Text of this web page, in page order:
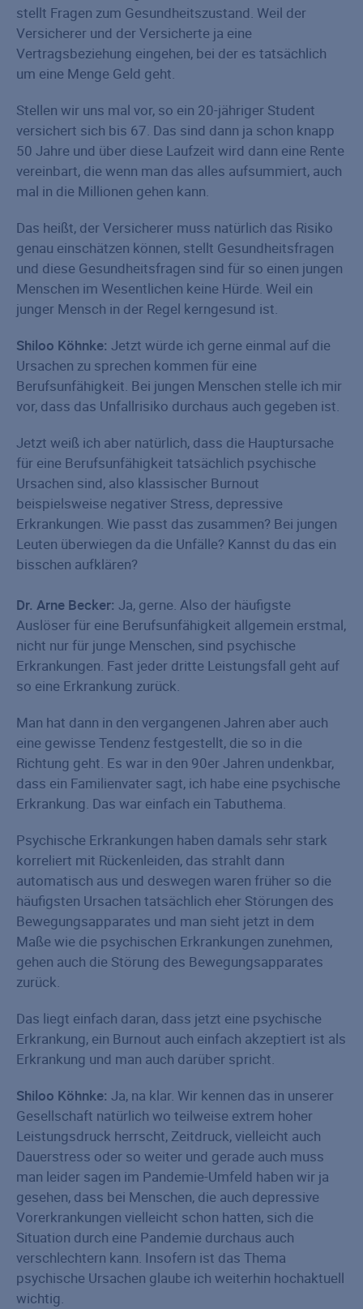
stellt Fragen zum Gesundheitszustand. Weil der
Versicherer und der Versicherte ja eine
Vertragsbeziehung eingehen, bei der es tatsächlich
um eine Menge Geld geht.
Stellen wir uns mal vor, so ein 20-jähriger Student
versichert sich bis 67. Das sind dann ja schon knapp
50 Jahre und über diese Laufzeit wird dann eine Rente
vereinbart, die wenn man das alles aufsummiert, auch
mal in die Millionen gehen kann.
Das heißt, der Versicherer muss natürlich das Risiko
genau einschätzen können, stellt Gesundheitsfragen
und diese Gesundheitsfragen sind für so einen jungen
Menschen im Wesentlichen keine Hürde. Weil ein
junger Mensch in der Regel kerngesund ist.
Shiloo Köhnke: Jetzt würde ich gerne einmal auf die
Ursachen zu sprechen kommen für eine
Berufsunfähigkeit. Bei jungen Menschen stelle ich mir
vor, dass das Unfallrisiko durchaus auch gegeben ist.
Jetzt weiß ich aber natürlich, dass die Hauptursache
für eine Berufsunfähigkeit tatsächlich psychische
Ursachen sind, also klassischer Burnout
beispielsweise negativer Stress, depressive
Erkrankungen. Wie passt das zusammen? Bei jungen
Leuten überwiegen da die Unfälle? Kannst du das ein
bisschen aufklären?
Dr. Arne Becker: Ja, gerne. Also der häufigste
Auslöser für eine Berufsunfähigkeit allgemein erstmal,
nicht nur für junge Menschen, sind psychische
Erkrankungen. Fast jeder dritte Leistungsfall geht auf
so eine Erkrankung zurück.
Man hat dann in den vergangenen Jahren aber auch
eine gewisse Tendenz festgestellt, die so in die
Richtung geht. Es war in den 90er Jahren undenkbar,
dass ein Familienvater sagt, ich habe eine psychische
Erkrankung. Das war einfach ein Tabuthema.
Psychische Erkrankungen haben damals sehr stark
korreliert mit Rückenleiden, das strahlt dann
automatisch aus und deswegen waren früher so die
häufigsten Ursachen tatsächlich eher Störungen des
Bewegungsapparates und man sieht jetzt in dem
Maße wie die psychischen Erkrankungen zunehmen,
gehen auch die Störung des Bewegungsapparates
zurück.
Das liegt einfach daran, dass jetzt eine psychische
Erkrankung, ein Burnout auch einfach akzeptiert ist als
Erkrankung und man auch darüber spricht.
Shiloo Köhnke: Ja, na klar. Wir kennen das in unserer
Gesellschaft natürlich wo teilweise extrem hoher
Leistungsdruck herrscht, Zeitdruck, vielleicht auch
Dauerstress oder so weiter und gerade auch muss
man leider sagen im Pandemie-Umfeld haben wir ja
gesehen, dass bei Menschen, die auch depressive
Vorerkrankungen vielleicht schon hatten, sich die
Situation durch eine Pandemie durchaus auch
verschlechtern kann. Insofern ist das Thema
psychische Ursachen glaube ich weiterhin hochaktuell
wichtig.